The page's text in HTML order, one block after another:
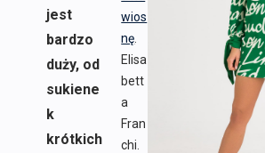
wios
nę
Elisa
bett
a
Fran
chi.
jest
bardzo
duży, od
sukiene
k
krótkich